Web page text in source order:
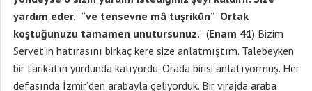
yardım eder.” “ve tensevne mâ tuşrikûn” “Ortak
koştuğunuzu tamamen unutursunuz.” (Enam 41) Bizim
Servet’in hatırasını birkaç kere size anlatmıştım. Talebeyken
bir tarikatın yurdunda kalıyordu. Orada birisi anlatıyormuş. Her
defasında İzmir’den arabayla geliyorduk. Bir virajda araba